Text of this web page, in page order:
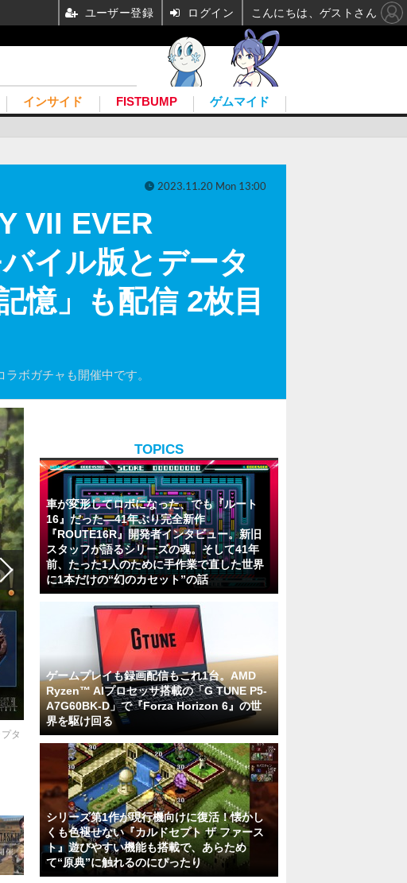
インサイド FISTBUMP ゲムマイド
VII EVER
イル版とデータ
憶」も配信 2枚目
ボガチャも開催中です。
2023.11.20 Mon 13:00
タ
TOPICS
車が変形してロボになった、でも『ルート
16』だった―41年ぶり完全新作
『ROUTE16R』開発者インタビュー。新旧
スタッフが語るシリーズの魂。そして41年
前、たった1人のために手作業で直した世界
に1本だけの“幻のカセット”の話
ゲームプレイも録画配信もこれ1台。AMD
Ryzen™ AIプロセッサ搭載の「G TUNE P5-
A7G60BK-D」で『Forza Horizon 6』の世
界を駆け回る
シリーズ第1作が現行機向けに復活！懐かし
くも色褪せない『カルドセプト ザ ファース
ト』遊びやすい機能も搭載で、あらため
て“原典”に触れるのにぴったり
ユーザー登録 ログイン こんにちは、ゲストさん